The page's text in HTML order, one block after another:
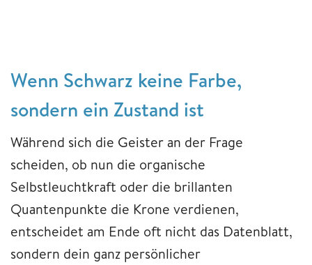
Wenn Schwarz keine Farbe,
sondern ein Zustand ist
Während sich die Geister an der Frage
scheiden, ob nun die organische
Selbstleuchtkraft oder die brillanten
Quantenpunkte die Krone verdienen,
entscheidet am Ende oft nicht das Datenblatt,
sondern dein ganz persönlicher